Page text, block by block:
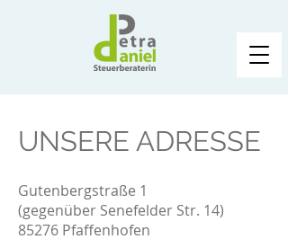
UNSERE ADRESSE
Gutenbergstraße 1
(gegenüber Senefelder Str. 14)
85276 Pfaffenhofen